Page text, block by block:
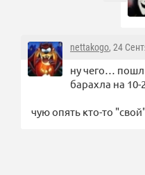
nettakogo, 24
ну чего…
барахла на 10-
чую опять кто-то